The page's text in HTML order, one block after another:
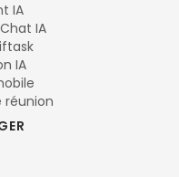
IA
IA
IA
réunion